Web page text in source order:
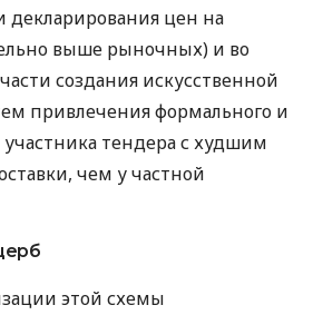
декларирования цен на
выше рыночных) и во
создания искусственной
привлечения формального и
тендера с худшим
чем у частной
этой схемы